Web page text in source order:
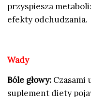
przyspiesza
efekty odchudzania.
Wady
Bóle głowy: Czasami
suplement diety